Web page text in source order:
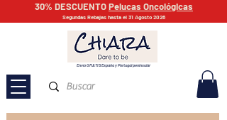
Envío GRATIS España y Portugal peninsular
30% DESCUENTOPelucas Oncológicas
Segundas Rebajas hasta el 31 Agosto 2026